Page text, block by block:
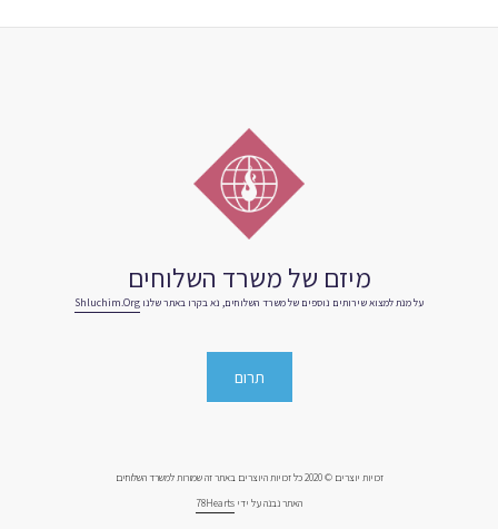
מיזם של משרד השלוחים
על מנת למצוא שירותים נוספים של משרד השלוחים, נא בקרו באתר שלנו Shluchim.org
תרום
זכויות יוצרים © 2020 כל זכויות היוצרים באתר זה שמורות למשרד השלוחים
האתר נבנה על ידי 78Hearts